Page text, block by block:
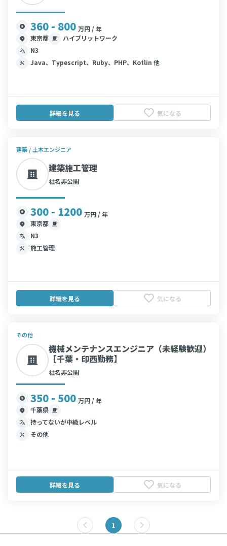
360 - 800 万円 / 年
東京都
ハイブリットワーク
N3
Java、Typescript、Ruby、PHP、Kotlin 他
詳細を見る 気になる
建築 / 土木エンジニア
建築施工管理
社名非公開
300 - 1200 万円 / 年
東京都
N3
施工管理
詳細を見る 気になる
その他
機械メンテナンスエンジニア（未経験歓迎）
【千葉・印西勤務】
社名非公開
350 - 500 万円 / 年
千葉県
持ってないが中級レベル
その他
詳細を見る 気になる
1